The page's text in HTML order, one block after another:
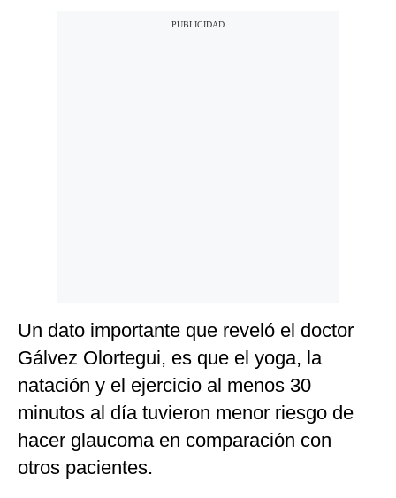
Un dato importante que reveló el doctor
Gálvez Olortegui, es que el yoga, la
natación y el ejercicio al menos 30
minutos al día tuvieron menor riesgo de
hacer glaucoma en comparación con
otros pacientes.